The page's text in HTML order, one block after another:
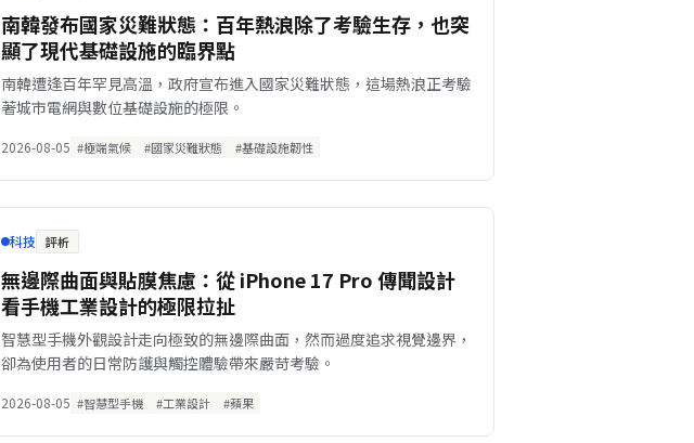
南韓發布國家災難狀態：百年熱浪除了考驗生存，也突
顯了現代基礎設施的臨界點
南韓遭逢百年罕見高溫，政府宣布進入國家災難狀態，這場熱浪正考驗
著城市電網與數位基礎設施的極限。
2026-08-05 #極端氣候 #國家災難狀態 #基礎設施韌性
科技 評析
無邊際曲面與貼膜焦慮：從 iPhone 17 Pro 傳聞設計
看手機工業設計的極限拉扯
智慧型手機外觀設計走向極致的無邊際曲面，然而過度追求視覺邊界，
卻為使用者的日常防護與觸控體驗帶來嚴苛考驗。
2026-08-05 #智慧型手機 #工業設計 #蘋果